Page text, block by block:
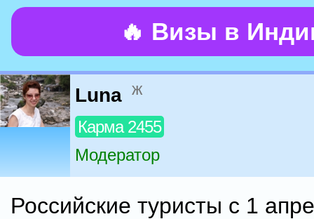
🔥 Визы в
Luna ж
Карма 2455
Модератор
Российские туристы с 1